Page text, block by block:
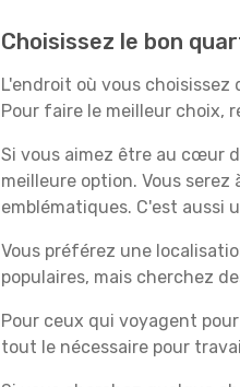
Choisissez le bon
L'endroit où vous
Pour faire le meilleur choix,
Si vous aimez être au cœur
meilleure option. Vous
emblématiques. C'est aussi
Vous préférez une
populaires, mais cherchez
Pour ceux qui voyagent
tout le nécessaire pour